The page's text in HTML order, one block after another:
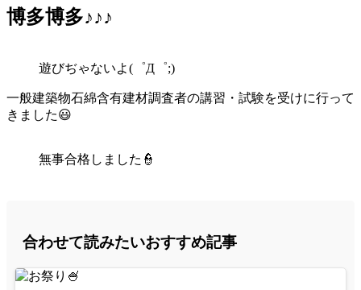
博多博多♪♪♪
遊びぢゃないよ(゜Д゜;)
一般建築物石綿含有建材調査者の講習・試験を受けに行って
きました😃
無事合格しました👮
合わせて読みたいおすすめ記事